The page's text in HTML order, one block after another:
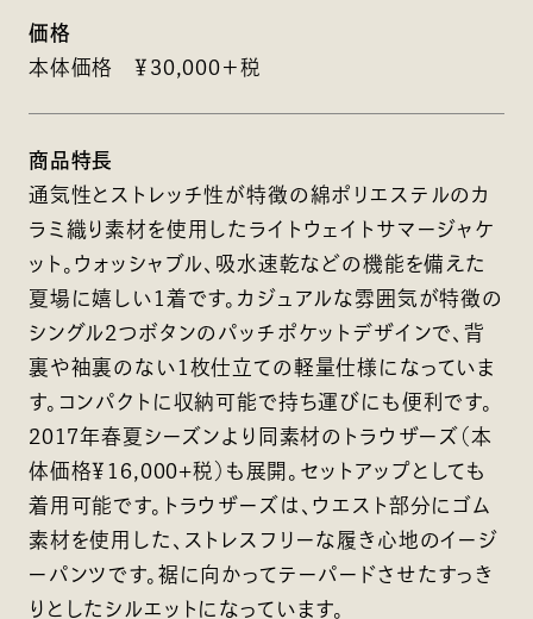
価格
本体価格 ￥30,000＋税
商品特長
通気性とストレッチ性が特徴の綿ポリエステルのカ
ラミ織り素材を使用したライトウェイトサマージャケ
ット。ウォッシャブル、吸水速乾などの機能を備えた
夏場に嬉しい1着です。カジュアルな雰囲気が特徴の
シングル2つボタンのパッチポケットデザインで、背
裏や袖裏のない1枚仕立ての軽量仕様になっていま
す。コンパクトに収納可能で持ち運びにも便利です。
2017年春夏シーズンより同素材のトラウザーズ（本
体価格￥16,000+税）も展開。セットアップとしても
着用可能です。トラウザーズは、ウエスト部分にゴム
素材を使用した、ストレスフリーな履き心地のイージ
ーパンツです。裾に向かってテーパードさせたすっき
りとしたシルエットになっています。